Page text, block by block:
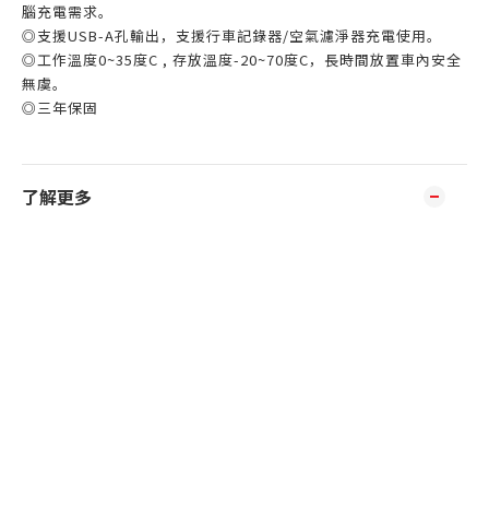
腦充電需求。
◎支援USB-A孔輸出，支援行車記錄器/空氣濾淨器充電使用。
◎工作溫度0~35度C , 存放溫度-20~70度C，長時間放置車內安全
無虞。
◎三年保固
了解更多